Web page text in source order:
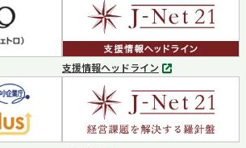
開
く
支援情報ヘッドライン
別
タ
ブ
で
開
く